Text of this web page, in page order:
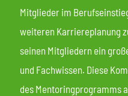
Mitglieder im
weiteren Karriereplanung
seinen Mitgliedern ein
und Fachwissen. Diese
des Mentoringprogramms